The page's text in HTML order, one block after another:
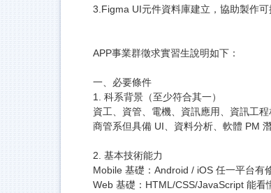
3.Figma UI元件資料庫建立，協助製作
APP事業群徵求實習生說明如下：
一、必要條件
1. 科系背景（至少符合其一）
資工、資管、電機、資訊應用、資訊工程
商管系但具備 UI、資料分析、軟體 PM
2. 基本技術能力
Mobile 基礎：Android / iOS 任一平台有
Web 基礎：HTML/CSS/JavaScript 能看